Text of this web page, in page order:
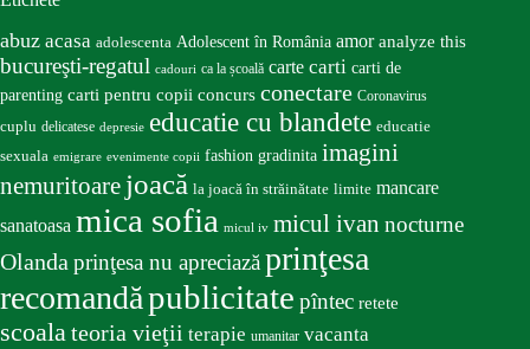
abuz acasa adolescenta Adolescent în România amor analyze this
bucureşti-regatul cadouri ca la școală carte carti carti de
parenting carti pentru copii concurs conectare Coronavirus
cuplu delicatese depresie educatie cu blandete educatie
sexuala emigrare evenimente copii fashion gradinita imagini
nemuritoare joacă la joacă în străinătate limite mancare
sanatoasa mica sofia micul iv micul ivan nocturne
Olandaprinţesa nu apreciazăprinţesa
recomandăpublicitate pîntec retete
scoalateoria vieţii terapie umanitar vacanta